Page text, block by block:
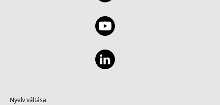
Nyelv váltása